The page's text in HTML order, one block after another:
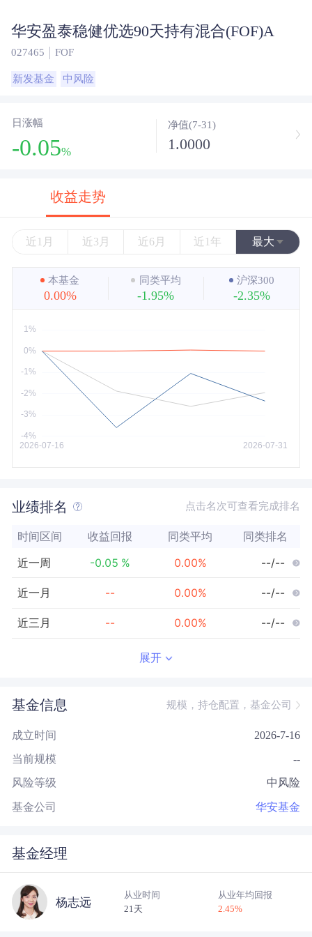
华安盈泰稳健优选90天持有混合(FOF)A
027465 FOF
新发基金 中风险
日涨幅
-0.05%
净值(7-31)
1.0000
收益走势
近1月 近3月 近6月 近1年 最大
近3年
近5年
本基金
0.00%
同类平均
-1.95%
沪深300
-2.35%
业绩排名 点击名次可查看完成排名
时间区间 收益回报 同类平均 同类排名
近一周 -0.05 % 0.00% --/--
近一月 -- 0.00% --/--
近三月 -- 0.00% --/--
近三年 0.00 % --/--
近五年 --/--
成立以来 --/--
展开
基金信息 规模，持仓配置，基金公司
成立时间 2026-7-16
当前规模 --
风险等级 中风险
基金公司 华安基金
基金经理
杨志远
从业时间
21天
从业年均回报
2.45%